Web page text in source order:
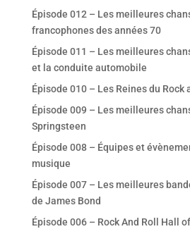
Épisode 012 – Les meilleures
francophones des années 70
Épisode 011 – Les meilleures
et la conduite automobile
Épisode 010 – Les Reines du Rock
Épisode 009 – Les meilleures
Springsteen
Épisode 008 – Équipes et
musique
Épisode 007 – Les meilleures
de James Bond
Épisode 006 – Rock And Roll Hall